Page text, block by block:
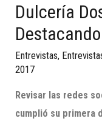
Dulcería
Entrevistas,
2017
Revisar las redes
cumplió su primera